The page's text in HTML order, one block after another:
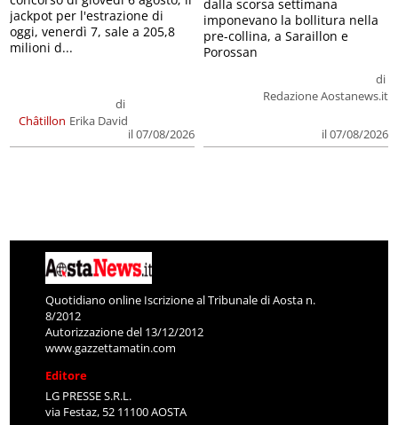
Châtillon
di
Erika David
il 07/08/2026
jackpot per l'estrazione di
oggi, venerdì 7, sale a 205,8
milioni d...
di
Redazione Aostanews.it
il 07/08/2026
dalla scorsa settimana
imponevano la bollitura nella
pre-collina, a Saraillon e
Porossan
Quotidiano online Iscrizione al Tribunale di Aosta n.
8/2012
Autorizzazione del 13/12/2012
www.gazzettamatin.com
Editore
LG PRESSE S.R.L.
via Festaz, 52 11100 AOSTA